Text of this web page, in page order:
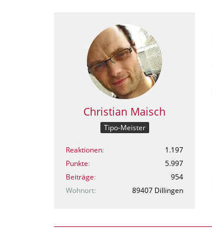
Christian Maisch
Tipo-Meister
Reaktionen
1.197
Punkte
5.997
Beiträge
954
Wohnort
89407 Dillingen